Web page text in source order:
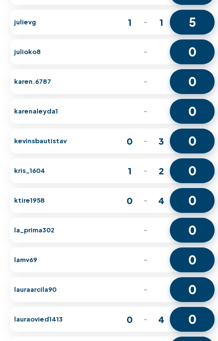
julievg 1 - 1 5
julioko8 - 0
karen.6787 - 0
karenaleyda1 - 0
kevinsbautistav 0 - 3 0
kris_1604 1 - 2 0
ktire1958 0 - 4 0
la_prima302 - 0
lamv69 - 0
lauraarcila90 - 0
lauraovied1413 0 - 4 0